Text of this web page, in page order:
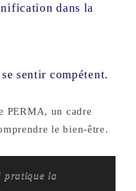
dans la
sentir compétent.
PERMA, un cadre
le bien-être.
pratique la